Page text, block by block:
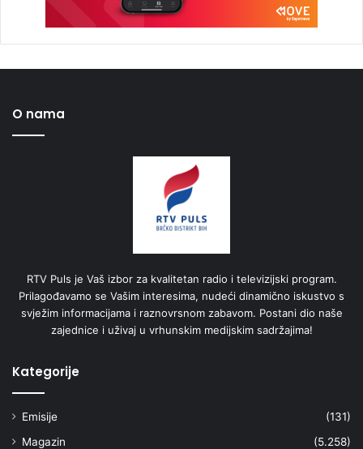
O nama
RTV Puls je Vaš izbor za kvalitetan radio i televizijski program.
Prilagođavamo se Vašim interesima, nudeći dinamično iskustvo s
svježim informacijama i raznovrsnom zabavom. Postani dio naše
zajednice i uživaj u vrhunskim medijskim sadržajima!
Kategorije
Emisije
(131)
Magazin
(5.258)